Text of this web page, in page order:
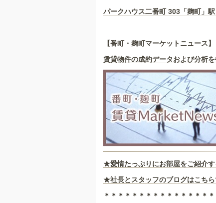
パークハウス二番町 303「麹町」
【番町・麹町マーケットニュース】
賃貸物件の成約データおよび分析を
★愛情たっぷりにお部屋をご紹介す
★社長とスタッフのブログはこち
＊＊＊＊＊＊＊＊＊＊＊＊＊＊＊